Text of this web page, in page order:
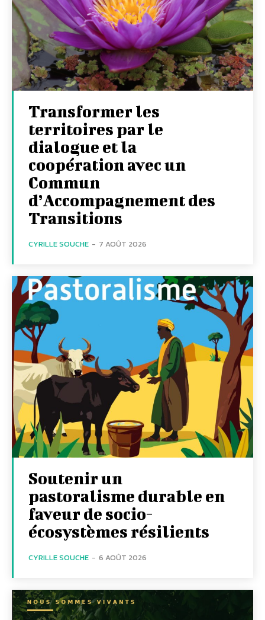
Transformer les
territoires par le
dialogue et la
coopération avec un
Commun
d’Accompagnement des
Transitions
CYRILLE SOUCHE - 7 AOÛT 2026
Soutenir un
pastoralisme durable en
faveur de socio-
écosystèmes résilients
CYRILLE SOUCHE - 6 AOÛT 2026